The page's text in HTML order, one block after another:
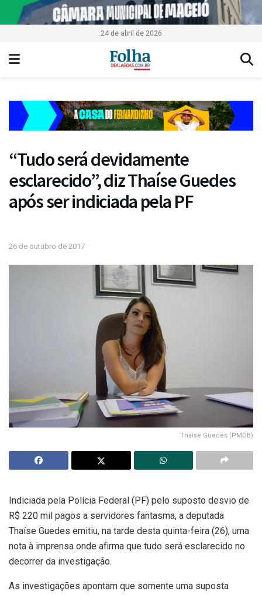
24 de abril de 2026
“Tudo será devidamente
esclarecido”, diz Thaíse Guedes
após ser indiciada pela PF
26 de outubro de 2017
Thaise Guedes (PMDB)
Indiciada pela Polícia Federal (PF) pelo suposto desvio de
R$ 220 mil pagos a servidores fantasma, a deputada
Thaíse Guedes emitiu, na tarde desta quinta-feira (26), uma
nota à imprensa onde afirma que tudo será esclarecido no
decorrer da investigação.
As investigações apontam que somente uma suposta